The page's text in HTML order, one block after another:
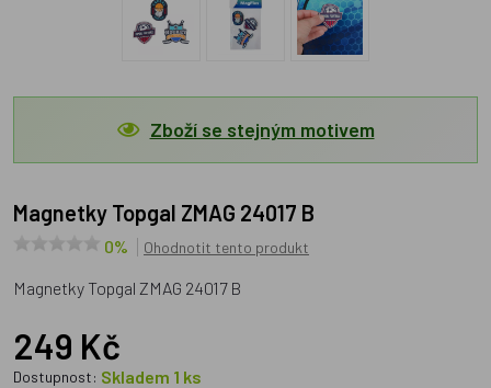
Zboží se stejným motivem
Magnetky Topgal ZMAG 24017 B
0% Ohodnotit tento produkt
Magnetky Topgal ZMAG 24017 B
249 Kč
Dostupnost: Skladem 1 ks